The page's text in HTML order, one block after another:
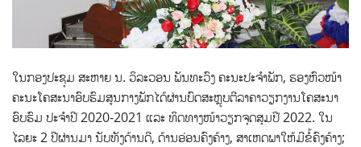
ໃນກອງປະຊຸມ ສະຫາຍ ນ. ວິລະວອນ ພັນທະວົງ ຄະນະປະຈຳພັກ, ຮອງຫົວໜ້າ
ຄະນະໂຄສະນາອົບຮົມສູນກາງພັກໄດ້ຜ່ານບົດສະຫຼຸບຕີລາຄາວຽກງານໂຄສະນາ
ອົບຮົມ ປະຈຳປີ 2020-2021 ແລະ ທິດທາງໜ້າວຽກຈຸດສຸມປີ 2022. ໃນ
ໄລຍະ 2 ປີຜ່ານມາ ນັບທັງດ້ານດີ, ດ້ານອ່ອນຄົງຄ້າງ, ສາເຫດພາໃຫ້ມີຂໍ້ຄົງຄ້າງ; ​